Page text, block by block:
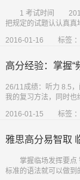
1 考试时间 2015
把规定的试题认认真
2016-01-16
标签
高分经验：掌握“
26/11成绩：听力 8.5
我的复习方法，同时
2016-01-15
标签
雅思高分易智取
掌握临场发挥要点
标准的语法就可以做到